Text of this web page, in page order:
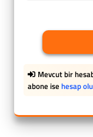
Mevcut bir
abone ise hesap